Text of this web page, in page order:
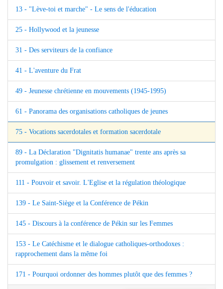
13 - "Lève-toi et marche" - Le sens de l'éducation
25 - Hollywood et la jeunesse
31 - Des serviteurs de la confiance
41 - L'aventure du Frat
49 - Jeunesse chrétienne en mouvements (1945-1995)
61 - Panorama des organisations catholiques de jeunes
75 - Vocations sacerdotales et formation sacerdotale
89 - La Déclaration "Dignitatis humanae" trente ans après sa
promulgation : glissement et renversement
111 - Pouvoir et savoir. L'Eglise et la régulation théologique
139 - Le Saint-Siège et la Conférence de Pékin
145 - Discours à la conférence de Pékin sur les Femmes
153 - Le Catéchisme et le dialogue catholiques-orthodoxes :
rapprochement dans la même foi
171 - Pourquoi ordonner des hommes plutôt que des femmes ?